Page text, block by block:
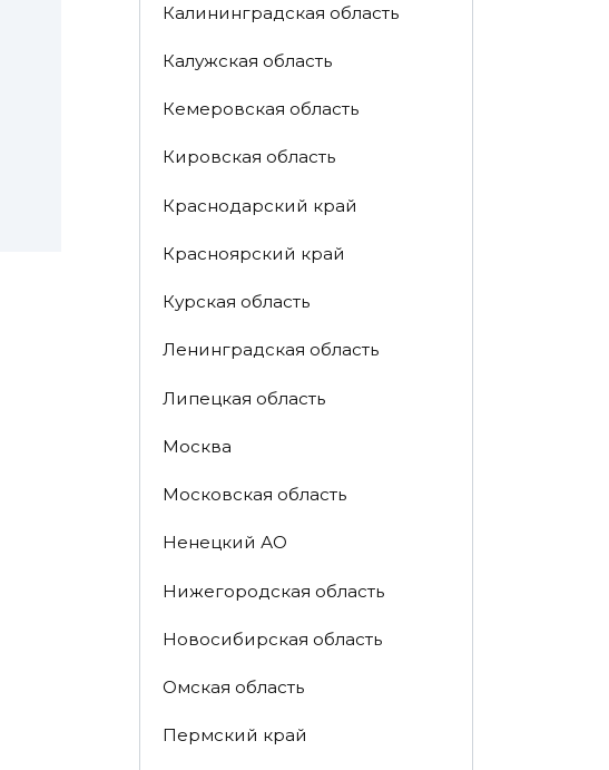
Калининградская область
Калужская область
Кемеровская область
Кировская область
Краснодарский край
Красноярский край
Курская область
Ленинградская область
Липецкая область
Москва
Московская область
Ненецкий АО
Нижегородская область
Новосибирская область
Омская область
Пермский край